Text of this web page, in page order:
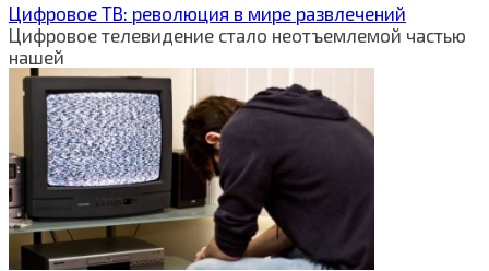
Цифровое ТВ: революция в мире развлечений
Цифровое телевидение стало неотъемлемой частью
нашей